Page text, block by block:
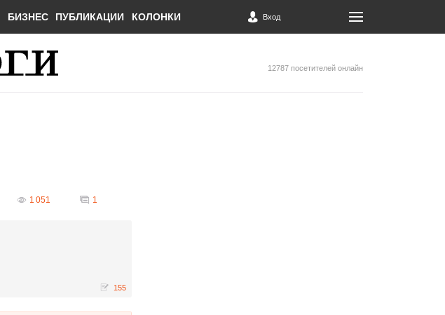
БИЗНЕС ПУБЛИКАЦИИ КОЛОНКИ Вход
12787 посетителей онлайн
1 051 1
155